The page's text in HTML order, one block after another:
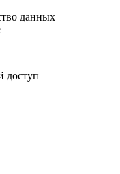
данных
доступ